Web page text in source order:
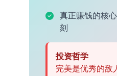
真正赚钱的核
刻
投资哲学
完美是优秀的敌